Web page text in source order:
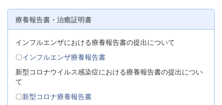
療養報告書・治癒証明書
インフルエンザにおける療養報告書の提出について
〇インフルエンザ療養報告書
新型コロナウイルス感染症における療養報告書の提出につい
て
〇新型コロナ療養報告書